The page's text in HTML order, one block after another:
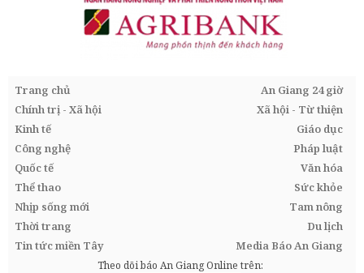
Trang chủ
An Giang 24 giờ
Chính trị - Xã hội
Xã hội - Từ thiện
Kinh tế
Giáo dục
Công nghệ
Pháp luật
Quốc tế
Văn hóa
Thể thao
Sức khỏe
Nhịp sống mới
Tam nông
Thời trang
Du lịch
Tin tức miền Tây
Media Báo An Giang
Theo dõi báo An Giang Online trên: